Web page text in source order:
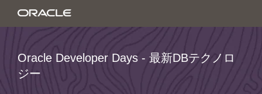
Oracle Developer Days - 最新DBテクノロ
ジー